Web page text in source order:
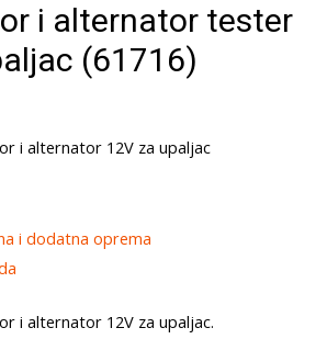
i alternator tester
(61716)
i alternator 12V za upaljac
i dodatna oprema
i alternator 12V za upaljac.